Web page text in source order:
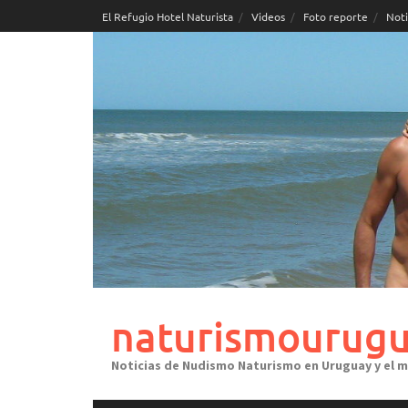
to
El Refugio Hotel Naturista Videos Foto reporte
Noticias de Nudismo Naturismo en Uruguay y el